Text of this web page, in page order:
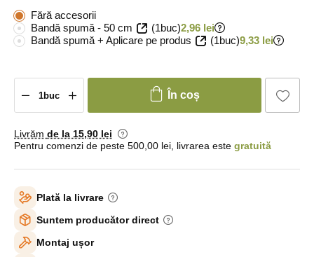
Fără accesorii
Bandă spumă - 50 cm
(1buc)2,96 lei
Bandă spumă + Aplicare pe produs
(1buc)9,33 lei
În coș
Livrăm de la 15,90 lei
Pentru comenzi de peste 500,00 lei, livrarea este gratuită
Plată la livrare
Suntem producător direct
Montaj ușor